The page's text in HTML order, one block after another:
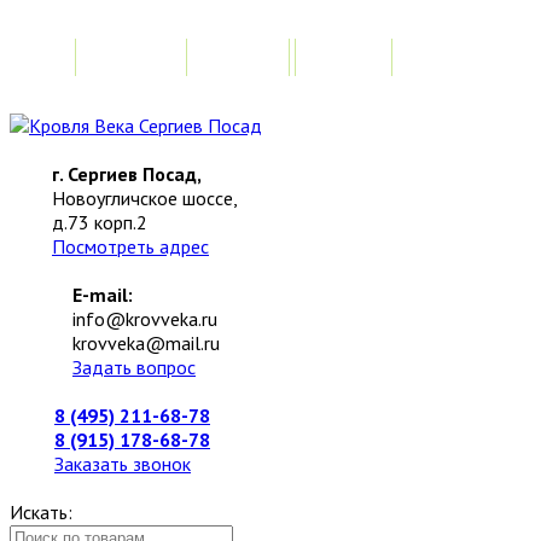
г. Сергиев Посад,
Новоугличское шоссе,
д.73 корп.2
Посмотреть адрес
E-mail:
info@krovveka.ru
krovveka@mail.ru
Задать вопрос
8 (495) 211-68-78
8 (915) 178-68-78
Заказать звонок
Искать: